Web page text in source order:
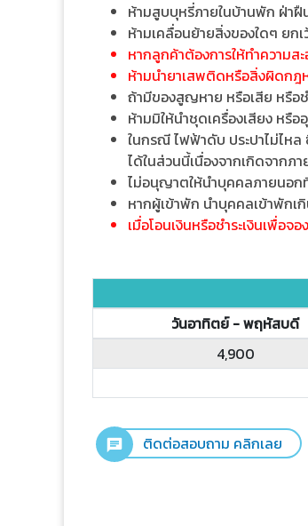
ห้ามสูบบุหรี่ภายในบ้านพัก ฝ่า
ห้ามเคลื่อนย้ายสิ่งของใดๆ ยก
หากลูกค้าต้องการให้ทำความส
ห้ามนำยาเสพติดหรือสิ่งผิดกฎ
ถ้ามีของสูญหาย หรือเสีย หรือ
ห้ามมิให้นำชุดเครื่องเสียง หรื
ในกรณี ไฟฟ้าดับ ประปาไม่ไห
ได้ในส่วนนี้เนื่องจากเกิดจาก
ไม่อนุญาตให้นำบุคคลภายนอก
หากผู้เข้าพัก นำบุคคลเข้าพักเ
เมื่อโอนเงินหรือชำระเงินเพื่อ
วันอาทิตย์ - พฤหัสบดี
4,900
ติดต่อสอบถาม คลิกเลย